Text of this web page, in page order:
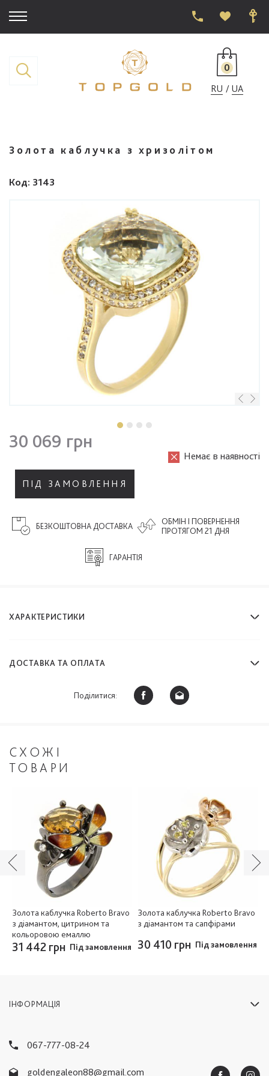
0
RU
UA
Золота каблучка з хризолітом
Код: 3143
30 069 грн
Немає в наявності
ПІД ЗАМОВЛЕННЯ
ОБМІН І ПОВЕРНЕННЯ
ПРОТЯГОМ 21 ДНЯ
ГАРАНТІЯ
БЕЗКОШТОВНА ДОСТАВКА
ХАРАКТЕРИСТИКИ
ДОСТАВКА ТА ОПЛАТА
Поділитися:
СХОЖІ
ТОВАРИ
Золота каблучка Roberto Bravo
з діамантом, цитрином та
кольоровою емаллю
31 442 грн Під замовлення
Золота каблучка Roberto Bravo
з діамантом та сапфірами
30 410 грн Під замовлення
ІНФОРМАЦІЯ
067-777-08-24
goldengaleon88@gmail.com